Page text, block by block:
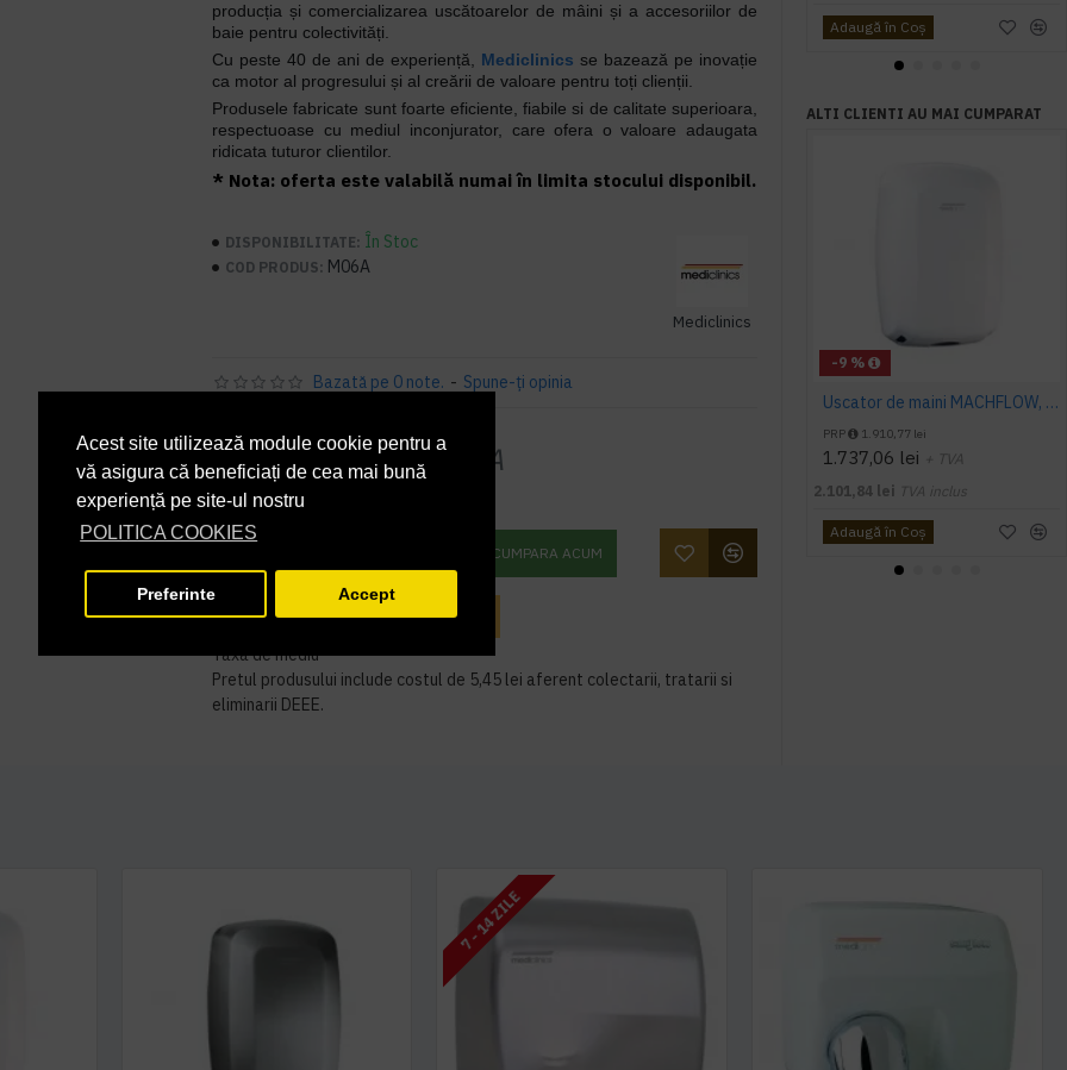
Acest site utilizează module cookie pentru a
vă asigura că beneficiați de cea mai bună
experiență pe site-ul nostru
POLITICA COOKIES
Preferinte Accept
producția și comercializarea uscătoarelor de mâini și a accesoriilor de
baie pentru colectivități.
Cu peste 40 de ani de experiență, Mediclinics se bazează pe inovație
ca motor al progresului și al creării de valoare pentru toți clienții.
Produsele fabricate sunt foarte eficiente, fiabile si de calitate superioara,
respectuoase cu mediul inconjurator, care ofera o valoare adaugata
ridicata tuturor clientilor.
* Nota: oferta este valabilă numai în limita stocului disponibil.
DISPONIBILITATE: În Stoc
COD PRODUS: M06A
Mediclinics
Bazată pe 0 note. - Spune-ţi opinia
1.815,00 lei+ TVA
2.196,15 lei
CUMPARA ACUM
INTREABA DESPRE ACEST PRODUS
Taxa de mediu
Pretul produsului include costul de 5,45 lei aferent colectarii, tratarii si
eliminarii DEEE.
Adaugă în Coş
ALTI CLIENTI AU MAI CUMPARAT
-9 %
Uscator de maini MACHFLOW, gama Eco, actionare cu senzor, Mediclinics
PRP 1.910,77 lei
1.737,06 lei + TVA
2.101,84 lei TVA inclus
Adaugă în Coş
7 - 14 ZILE